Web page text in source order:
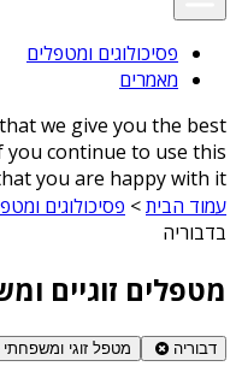
פסיכולוגים ומטפלים
מאמרים
we give you the best
you continue to use this
you are happy with it
עמוד הבית> פסיכולוגים
בדבוריה
מטפלים זוגיים
דבוריה מטפל זוגי ומשפחתי